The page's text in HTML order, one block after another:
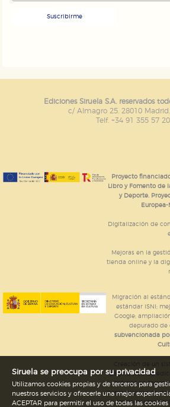
Suscribirme
Ediciones Siruela S.A. reservados
c/ Almagro 25. 28010
Telf. +34 91 355 57 20
Proyecto
Libro y Fomento de
y Deporte.
Digitalización de
Mejoras en la
tienda online y la
Migración al
estándar ISNI;
Google;
depurado de
subvencionada
página web de
móviles en todos
comercialización de
implementación
Siruela se preocupa por su privacidad
Utilizamos cookies propias y de terceros para
nuestros servicios y ofrecerle una mejor
ACEPTAR para permitir el uso de todas las